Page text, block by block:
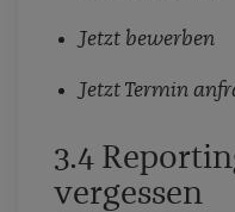
Jetzt bewerben
Jetzt Termin
3.4
vergessen